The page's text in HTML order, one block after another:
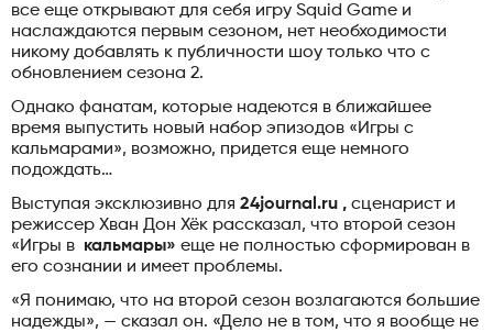
все еще открывают для себя игру Squid Game и
наслаждаются первым сезоном, нет необходимости
никому добавлять к публичности шоу только что с
обновлением сезона 2.
Однако фанатам, которые надеются в ближайшее
время выпустить новый набор эпизодов «Игры с
кальмарами», возможно, придется еще немного
подождать…
Выступая эксклюзивно для 24journal.ru , сценарист и
режиссер Хван Дон Хёк рассказал, что второй сезон
«Игры в кальмары» еще не полностью сформирован в
его сознании и имеет проблемы.
«Я понимаю, что на второй сезон возлагаются большие
надежды», — сказал он. «Дело не в том, что я вообще не